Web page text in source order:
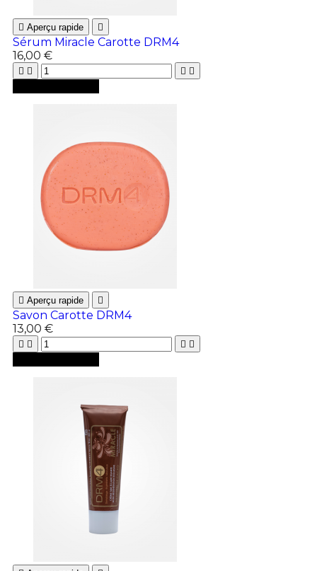
 Aperçu rapide 
Sérum Miracle Carotte DRM4
16,00 €
   
 Aperçu rapide 
Savon Carotte DRM4
13,00 €
   